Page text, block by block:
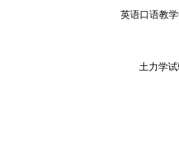
英语口语教
土力学